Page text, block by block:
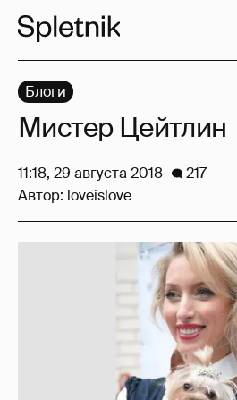
Блоги
Мистер Цейтлин
11:18, 29 августа 2018
217
Автор: loveislove